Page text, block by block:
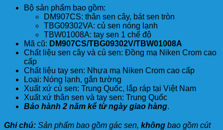
Bộ sản phẩm bao gồm:
DM907CS: thân sen cây, bát sen tròn
TBG09302VA: củ sen nóng lạnh
TBW01008A: tay sen 1 chế độ
Mã cũ: DM907CS/TBG09302V/TBW01008A
Chất liệu sen cây và củ sen: Đồng mạ Niken Crom cao
cấp
Chất liệu tay sen: Nhựa mạ Niken Crom cao cấp
Loại: Nóng lạnh, gắn tường
Xuất xứ củ sen: Trung Quốc, lắp ráp tại Việt Nam
Xuất xứ thân sen và tay sen: Trung Quốc
Bảo hành 2 năm kể từ ngày giao hàng.
Ghi chú: Sản phẩm bao gồm gác sen, không bao gồm cút